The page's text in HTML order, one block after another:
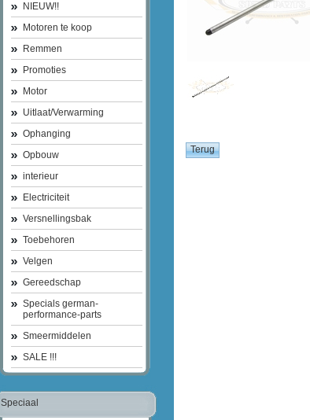
NIEUW!!
Motoren te koop
Remmen
Promoties
Motor
Uitlaat/Verwarming
Ophanging
Opbouw
interieur
Electriciteit
Versnellingsbak
Toebehoren
Velgen
Gereedschap
Specials german-
performance-parts
Smeermiddelen
SALE !!!
Speciaal